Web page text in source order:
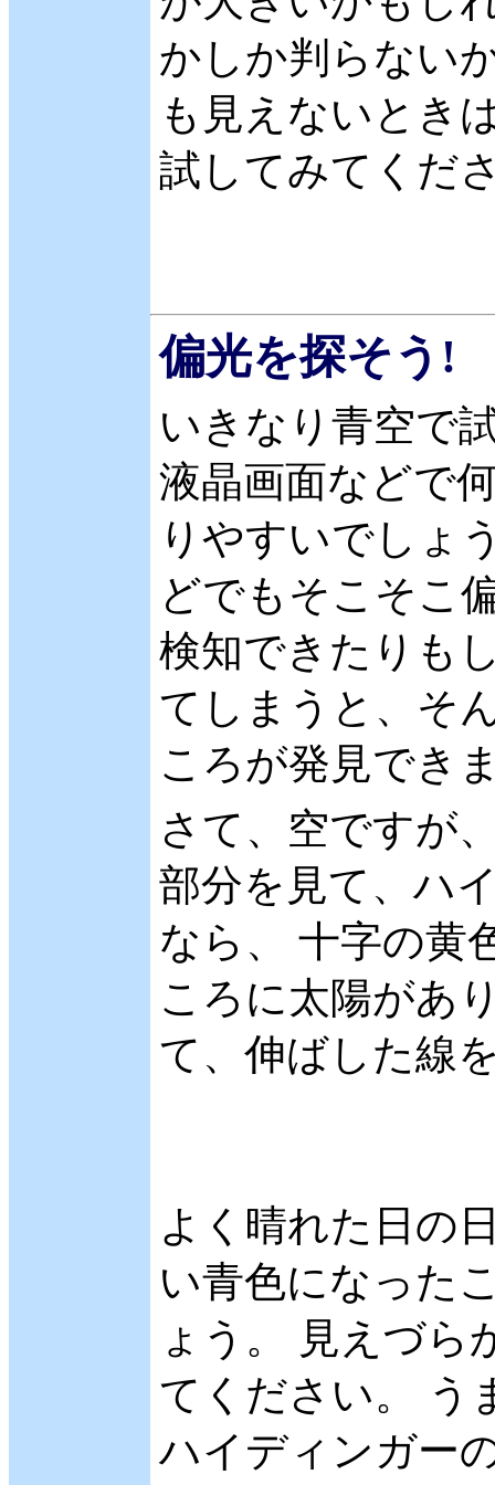
かしか判らない
も見えないとき
試してみてくだ
偏光を探そう!
いきなり青空で
液晶画面などで
りやすいでしょ
どでもそこそこ
検知できたりも
てしまうと、そ
ころが発見でき
さて、空ですが
部分を見て、ハ
なら、 十字の黄
ころに太陽があ
て、伸ばした線
よく晴れた日の
い青色になった
ょう。 見えづら
てください。 う
ハイディンガー